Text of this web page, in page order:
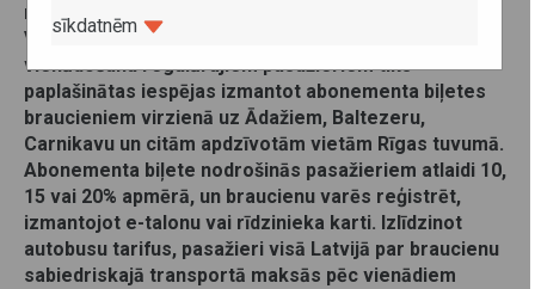
maršrutos, kas savieno Rīgu ar Ādažiem, Carnikavu,
Vangažiem un Saulkrastiem. Līdz ar tarifu
vienādošanu regulārajiem pasažieriem tiks
paplašinātas iespējas izmantot abonementa biļetes
braucieniem virzienā uz Ādažiem, Baltezeru,
Carnikavu un citām apdzīvotām vietām Rīgas tuvumā.
Abonementa biļete nodrošinās pasažieriem atlaidi 10,
15 vai 20% apmērā, un braucienu varēs reģistrēt,
izmantojot e-talonu vai rīdzinieka karti. Izlīdzinot
autobusu tarifus, pasažieri visā Latvijā par braucienu
sabiedriskajā transportā maksās pēc vienādiem
sīkdatnēm